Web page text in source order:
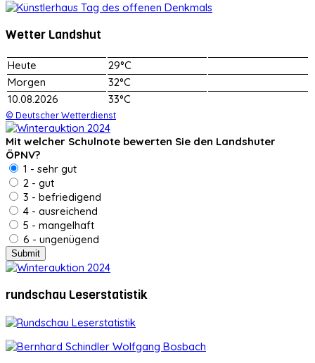
Wetter Landshut
Heute
29°C
Morgen
32°C
10.08.2026
33°C
© Deutscher Wetterdienst
Mit welcher Schulnote bewerten Sie den Landshuter
ÖPNV?
1 - sehr gut
2 - gut
3 - befriedigend
4 - ausreichend
5 - mangelhaft
6 - ungenügend
rundschau Leserstatistik